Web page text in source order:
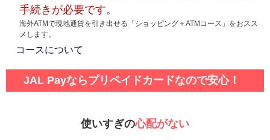
手続きが必要です。
海外ATMで現地通貨を引き出せる「ショッピング＋ATMコース」をおスス
メします。
コースについて
JAL Payならプリペイドカードなので安心！
使いすぎの心配がない